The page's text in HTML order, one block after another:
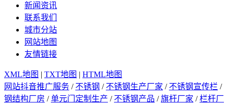
新闻资讯
联系我们
城市分站
网站地图
友情链接
XML地图 | TXT地图 | HTML地图
网站抖音推广服务 / 不锈钢 / 不锈钢生产厂家 / 不锈钢宣传栏 /
钢结构厂房 /单元门定制生产 / 不锈钢产品 /旗杆厂家 /栏杆厂